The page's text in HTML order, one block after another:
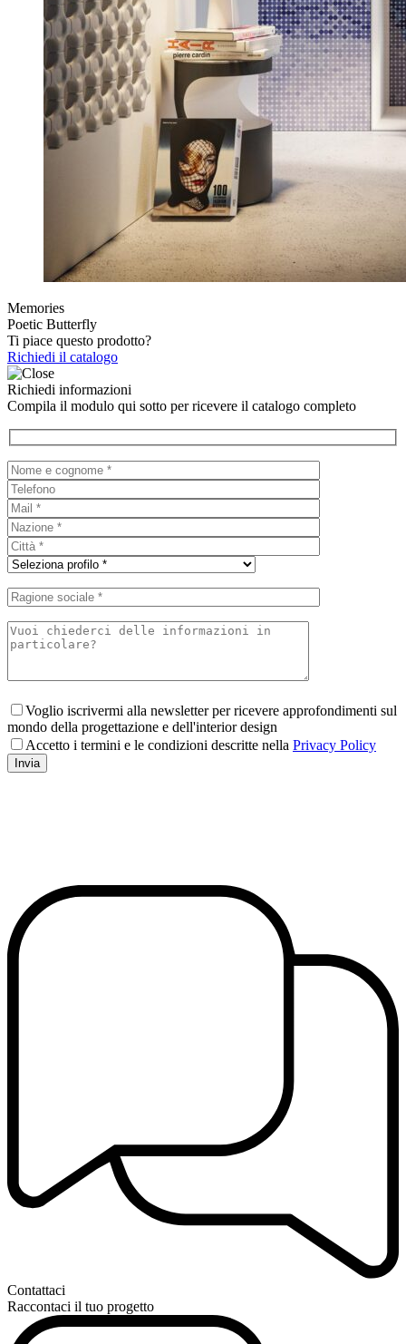
Memories
Poetic Butterfly
Ti piace questo prodotto?
Richiedi il catalogo
Richiedi informazioni
Compila il modulo qui sotto per ricevere il catalogo completo
Voglio iscrivermi alla newsletter per ricevere approfondimenti sul
mondo della progettazione e dell'interior design
Accetto i termini e le condizioni descritte nella Privacy Policy
Contattaci
Raccontaci il tuo progetto